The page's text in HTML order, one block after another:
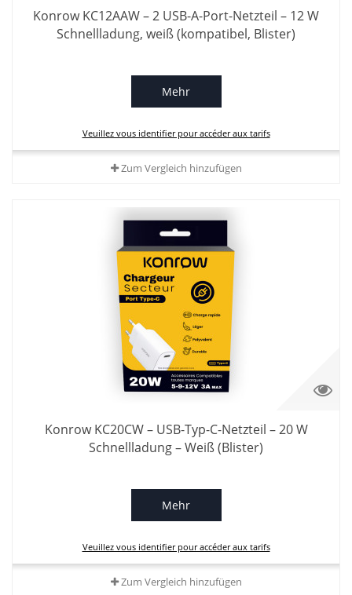
Konrow KC12AAW – 2 USB-A-Port-Netzteil – 12 W
Schnellladung, weiß (kompatibel, Blister)
Mehr
Veuillez vous identifier pour accéder aux tarifs
Zum Vergleich hinzufügen
Konrow KC20CW – USB-Typ-C-Netzteil – 20 W
Schnellladung – Weiß (Blister)
Mehr
Veuillez vous identifier pour accéder aux tarifs
Zum Vergleich hinzufügen